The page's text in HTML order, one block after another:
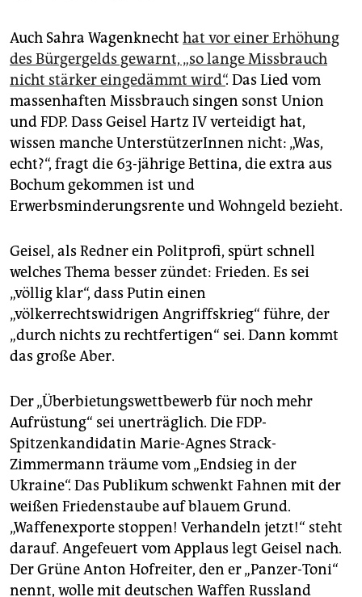
Auch Sahra Wagenknecht hat vor einer Erhöhung
des Bürgergelds gewarnt, „so lange Missbrauch
nicht stärker eingedämmt wird“. Das Lied vom
massenhaften Missbrauch singen sonst Union
und FDP. Dass Geisel Hartz IV verteidigt hat,
wissen manche UnterstützerInnen nicht: „Was,
echt?“, fragt die 63-jährige Bettina, die extra aus
Bochum gekommen ist und
Erwerbsminderungsrente und Wohngeld bezieht.
Geisel, als Redner ein Politprofi, spürt schnell
welches Thema besser zündet: Frieden. Es sei
„völlig klar“, dass Putin einen
„völkerrechtswidrigen Angriffskrieg“ führe, der
„durch nichts zu rechtfertigen“ sei. Dann kommt
das große Aber.
Der „Überbietungswettbewerb für noch mehr
Aufrüstung“ sei unerträglich. Die FDP-
Spitzenkandidatin Marie-Agnes Strack-
Zimmermann träume vom „Endsieg in der
Ukraine“. Das Publikum schwenkt Fahnen mit der
weißen Friedenstaube auf blauem Grund.
„Waffenexporte stoppen! Verhandeln jetzt!“ steht
darauf. Angefeuert vom Applaus legt Geisel nach.
Der Grüne Anton Hofreiter, den er „Panzer-Toni“
nennt, wolle mit deutschen Waffen Russland